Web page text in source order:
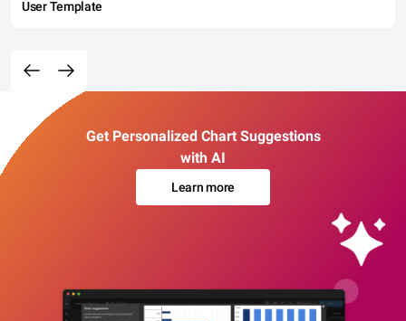
User Template
Get Personalized Chart Suggestions
with AI
Learn more